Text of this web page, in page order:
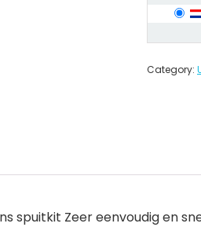
Category:
spuitkit Zeer eenvoudig